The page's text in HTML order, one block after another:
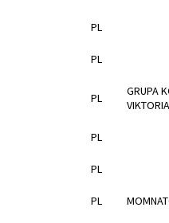
PL
PL
PL
GRUPA
PL
PL
PL